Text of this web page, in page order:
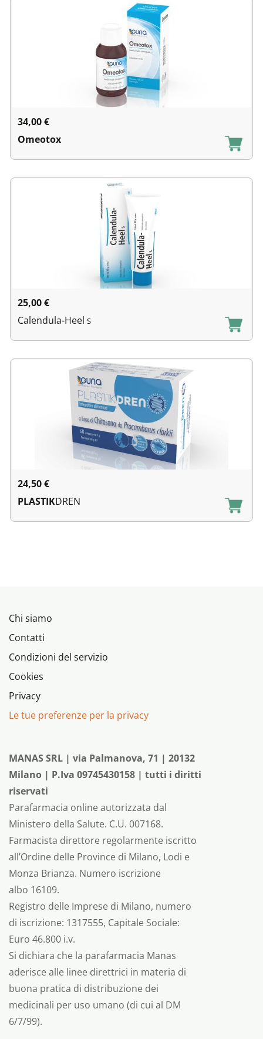
34,00€
Omeotox
25,00€
Calendula-HeelS
24,50€
PLASTIKDREN
Chi siamo
Contatti
Condizioni del servizio
Cookies
Privacy
Le tue preferenze per la privacy
MANAS SRL | via Palmanova, 71 | 20132
Milano | P.Iva 09745430158 | tutti i diritti
riservati
Parafarmacia online autorizzata dal
Ministero della Salute. C.U. 007168.
Farmacista direttore regolarmente iscritto
all’Ordine delle Province di Milano, Lodi e
Monza Brianza. Numero iscrizione
albo 16109.
Registro delle Imprese di Milano, numero
di iscrizione: 1317555, Capitale Sociale:
Euro 46.800 i.v.
Si dichiara che la parafarmacia Manas
aderisce alle linee direttrici in materia di
buona pratica di distribuzione dei
medicinali per uso umano (di cui al DM
6/7/99).